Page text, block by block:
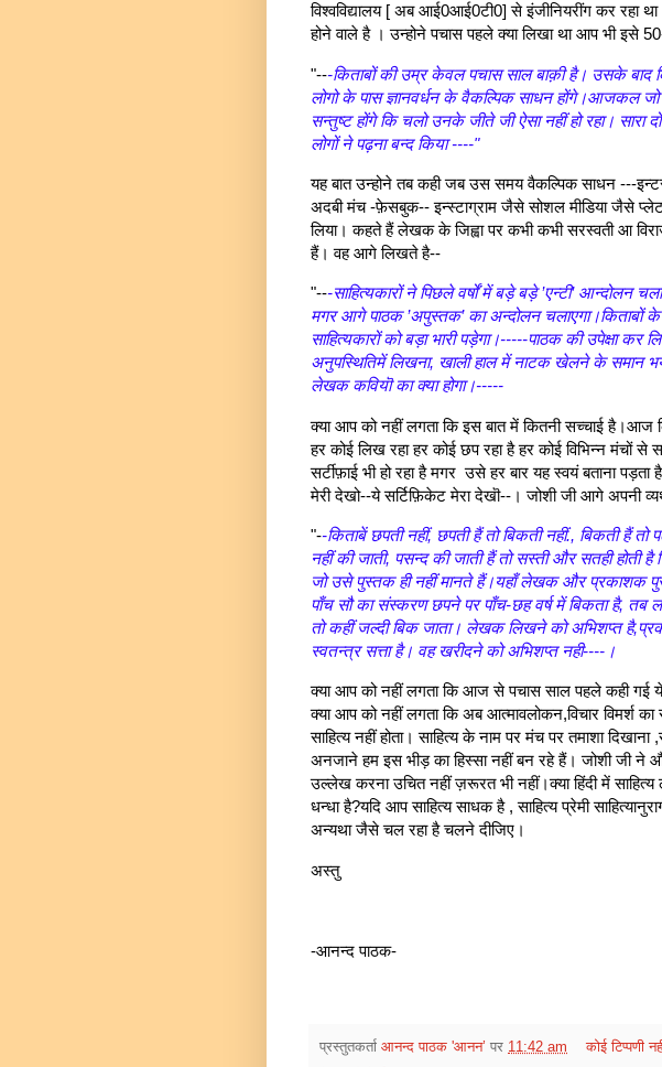
विश्वविद्यालय [ अब आई0आई0टी0] से इंजीनियरींग कर रहा
होने वाले है । उन्होने पचास पहले क्या लिखा था आप भी इसे
"---किताबों की उम्र केवल पचास साल बाक़ी है। उसके बाद
लोगो के पास ज्ञानवर्धन के वैकल्पिक साधन होंगे।आजकल
सन्तुष्ट होंगे कि चलो उनके जीते जी ऐसा नहीं हो रहा। सारा
लोगों ने पढ़ना बन्द किया ----"
यह बात उन्होने तब कही जब उस समय वैकल्पिक साधन ---
अदबी मंच -फ़ेसबुक-- इन्स्टाग्राम जैसे सोशल मीडिया जैसे
लिया। कहते हैं लेखक के जिह्वा पर कभी कभी सरस्वती आ
हैं। वह आगे लिखते है--
"---साहित्यकारों ने पिछले वर्षों में बड़े बड़े ’एन्टी’ आन्दोलन
मगर आगे पाठक ’अपुस्तक’ का अन्दोलन चलाएगा।किताबों
साहित्यकारों को बड़ा भारी पड़ेगा।-----पाठक की उपेक्षा
अनुपस्थितिमें लिखना, खाली हाल में नाटक खेलने के समान
लेखक कवियॊ का क्या होगा।-----
क्या आप को नहीं लगता कि इस बात में कितनी सच्चाई
हर कोई लिख रहा हर कोई छप रहा है हर कोई विभिन्न मंचों से
सर्टीफ़ाई भी हो रहा है मगर उसे हर बार यह स्वयं बताना पड़ता
मेरी देखो--ये सर्टिफ़िकेट मेरा देखॊ--। जोशी जी आगे अपनी
"--किताबें छपती नहीं, छपती हैं तो बिकती नहीं., बिकती हैं तो
नहीं की जाती, पसन्द की जाती हैं तो सस्ती और सतही होती
जो उसे पुस्तक ही नहीं मानते हैं।यहाँ लेखक और प्रकाशक
पाँच सौ का संस्करण छपने पर पाँच-छह वर्ष में बिकता है, तब
तो कहीं जल्दी बिक जाता। लेखक लिखने को अभिशप्त
स्वतन्त्र सत्ता है। वह खरीदने को अभिशप्त नही----।
क्या आप को नहीं लगता कि आज से पचास साल पहले कही गई
क्या आप को नहीं लगता कि अब आत्मावलोकन,विचार विमर्श
साहित्य नहीं होता। साहित्य के नाम पर मंच पर तमाशा दिखाना
अनजाने हम इस भीड़ का हिस्सा नहीं बन रहे हैं। जोशी जी ने
उल्लेख करना उचित नहीं ज़रूरत भी नहीं।क्या हिंदी में
धन्धा है?यदि आप साहित्य साधक है , साहित्य प्रेमी
अन्यथा जैसे चल रहा है चलने दीजिए।
अस्तु
-आनन्द पाठक-
प्रस्तुतकर्ता आनन्द पाठक 'आनन’ पर 11:42 am
कोई टिप्पणी